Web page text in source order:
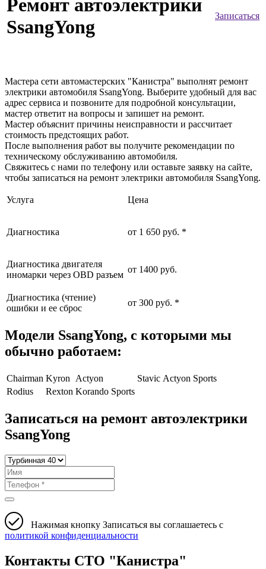
Ремонт автоэлектрики
SsangYong
Записаться
Мастера сети автомастерских "Канистра" выполнят ремонт
электрики автомобиля SsangYong. Выберите удобный для вас
адрес сервиса и позвоните для подробной консультации,
мастер ответит на вопросы и запишет на ремонт.
Мастер объяснит причины неисправности и рассчитает
стоимость предстоящих работ.
После выполнения работ вы получите рекомендации по
техническому обслуживанию автомобиля.
Свяжитесь с нами по телефону или оставьте заявку на сайте,
чтобы записаться на ремонт электрики автомобиля SsangYong.
Услуга Цена
Диагностика от 1 650 руб. *
Диагностика двигателя
иномарки через OBD разъем
от 1400 руб.
Диагностика (чтение)
ошибки и ее сброс
от 300 руб. *
Модели SsangYong, с которыми мы
обычно работаем:
Chairman Kyron Actyon Stavic Actyon Sports
Rodius
Rexton Korando Sports
Записаться на ремонт автоэлектрики
SsangYong
Нажимая кнопку Записаться вы соглашаетесь с
политикой конфиденциальности
Контакты СТО "Канистра"